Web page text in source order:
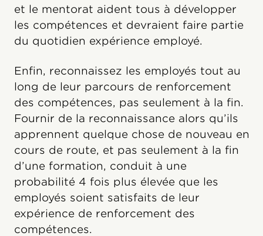
et le mentorat aident tous à développer
les compétences et devraient faire partie
du quotidien expérience employé.
Enfin, reconnaissez les employés tout au
long de leur parcours de renforcement
des compétences, pas seulement à la fin.
Fournir de la reconnaissance alors qu’ils
apprennent quelque chose de nouveau en
cours de route, et pas seulement à la fin
d’une formation, conduit à une
probabilité 4 fois plus élevée que les
employés soient satisfaits de leur
expérience de renforcement des
compétences.